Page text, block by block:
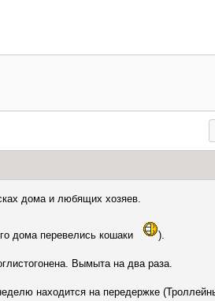
дома и любящих хозяев.
дома перевелись кошаки ).
Вымыта на два раза.
находится на передержке